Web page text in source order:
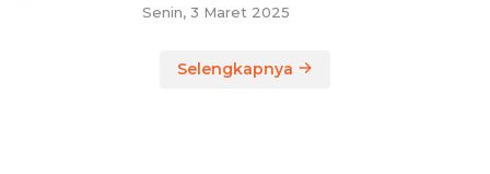
Senin, 3 Maret 2025
Selengkapnya